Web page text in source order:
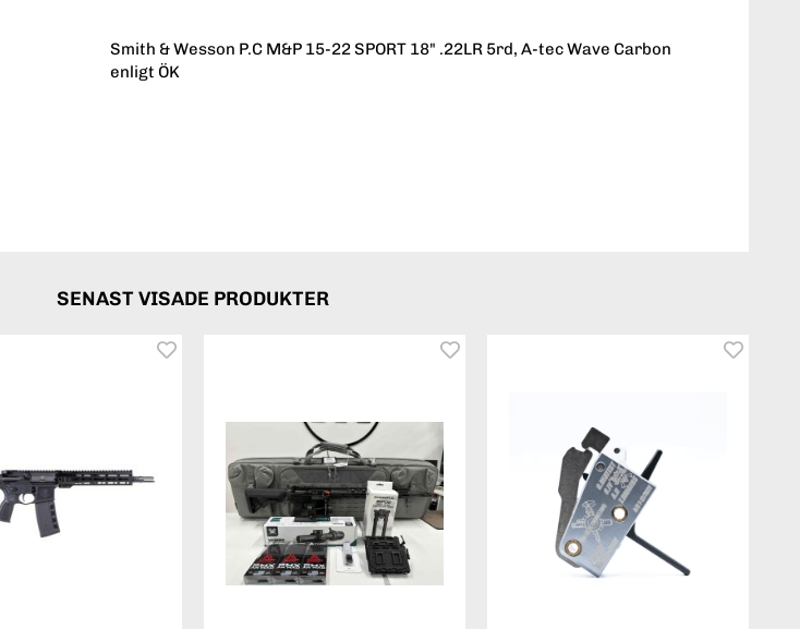
Smith & Wesson P.C M&P 15-22 SPORT 18" .22LR 5rd, A-tec Wave Carbon
enligt ÖK
SENAST VISADE PRODUKTER